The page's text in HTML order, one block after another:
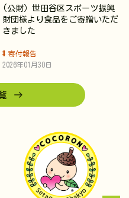
(公財）世田谷区スポーツ振興
財団様より食品をご寄贈いただ
きました
寄付報告
2026年01月30日